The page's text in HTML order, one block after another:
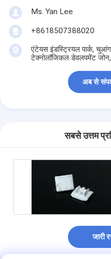
Ms. Yan Lee
+8618507388020
एंटेयस इंडस्ट्रियल पार्क,
टेक्नोलॉजिकल डेवलपमेंट जोन,
अब से
सबसे उत्तम
जारी